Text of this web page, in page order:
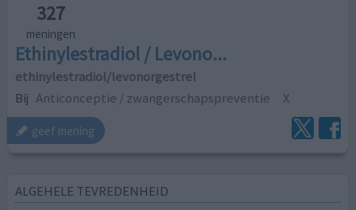
327
meningen
Ethinylestradiol / Levono...
ethinylestradiol/levonorgestrel
Bij Anticonceptie / zwangerschapspreventie X
geef mening
ALGEHELE TEVREDENHEID